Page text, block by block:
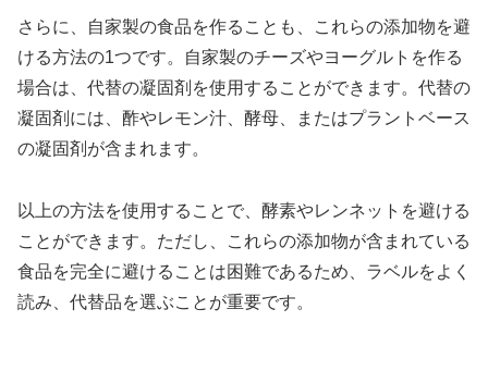
さらに、自家製の食品を作ることも、これらの添加物を避
ける方法の1つです。自家製のチーズやヨーグルトを作る
場合は、代替の凝固剤を使用することができます。代替の
凝固剤には、酢やレモン汁、酵母、またはプラントベース
の凝固剤が含まれます。
以上の方法を使用することで、酵素やレンネットを避ける
ことができます。ただし、これらの添加物が含まれている
食品を完全に避けることは困難であるため、ラベルをよく
読み、代替品を選ぶことが重要です。